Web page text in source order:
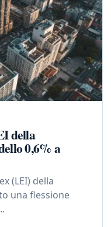
della
0,6% a
(LEI) della
una flessione